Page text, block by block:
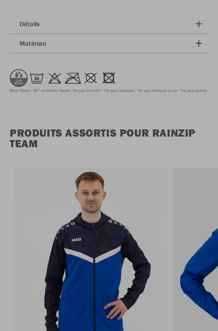
Détails
Matériau
Stop Water 30° entretien facile Ne pas blanchir Ne pas repasser Ne pas nettoyer à sec Ne pas sécher
PRODUITS ASSORTIS POUR RAINZIP
TEAM